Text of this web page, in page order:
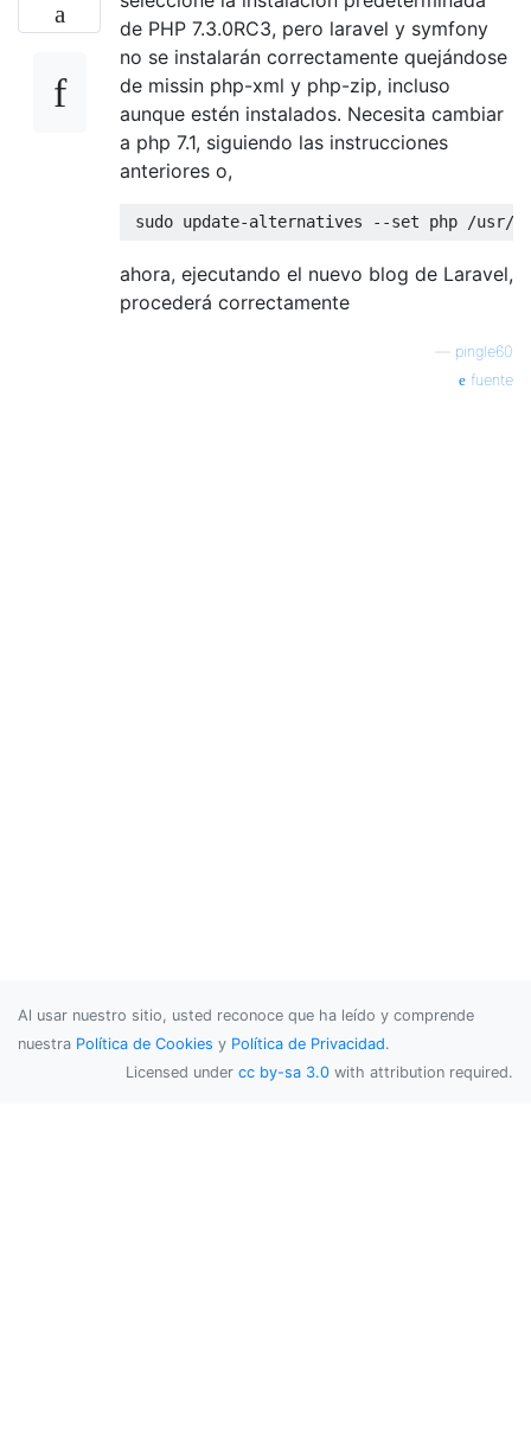
de PHP 7.3.0RC3, pero laravel y symfony
no se instalarán correctamente quejándose
de missin php-xml y php-zip, incluso
aunque estén instalados. Necesita cambiar
a php 7.1, siguiendo las instrucciones
anteriores o,
sudo update-alternatives --set php /usr/
ahora, ejecutando el nuevo blog de Laravel,
procederá correctamente
pingle60
fuente
Al usar nuestro sitio, usted reconoce que ha leído y comprende
nuestra Política de Cookies y Política de Privacidad.
Licensed under cc by-sa 3.0 with attribution required.